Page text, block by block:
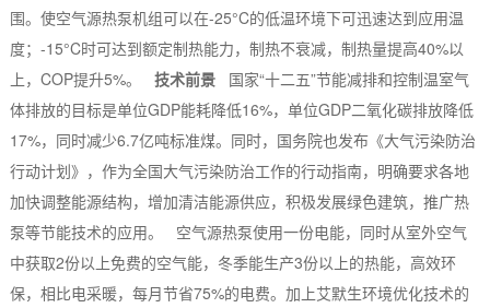
围。使空气源热泵机组可以在-25°C的低温环境下可迅速达到应用温
度；-15°C时可达到额定制热能力，制热不衰减，制热量提高40%以
上，COP提升5%。 技术前景国家“十二五”节能减排和控制温室气
体排放的目标是单位GDP能耗降低16%，单位GDP二氧化碳排放降低
17%，同时减少6.7亿吨标准煤。同时，国务院也发布《大气污染防治
行动计划》，作为全国大气污染防治工作的行动指南，明确要求各地
加快调整能源结构，增加清洁能源供应，积极发展绿色建筑，推广热
泵等节能技术的应用。 空气源热泵使用一份电能，同时从室外空气
中获取2份以上免费的空气能，冬季能生产3份以上的热能，高效环
保，相比电采暖，每月节省75%的电费。加上艾默生环境优化技术的